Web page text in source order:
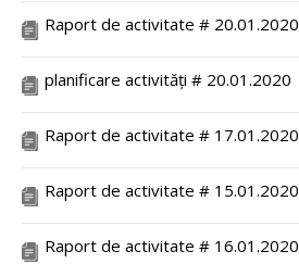
Raport de activitate # 20.01.2020
planificare activități # 20.01.2020
Raport de activitate # 17.01.2020
Raport de activitate # 15.01.2020
Raport de activitate # 16.01.2020